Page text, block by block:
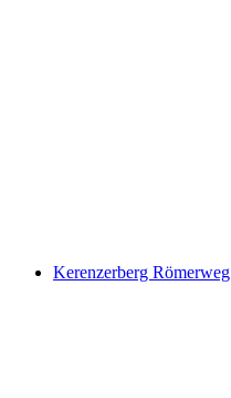
Kerenzerberg Römerweg